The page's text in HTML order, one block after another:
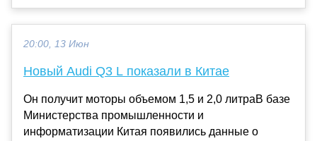
20:00, 13 Июн
Новый Audi Q3 L показали в Китае
Он получит моторы объемом 1,5 и 2,0 литраВ базе
Министерства промышленности и
информатизации Китая появились данные о